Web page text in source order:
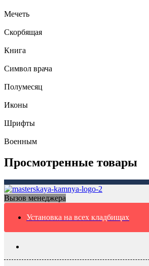
Мечеть
Скорбящая
Книга
Символ врача
Полумесяц
Иконы
Шрифты
Военным
Просмотренные товары
Вызов менеджера
Установка на всех кладбищах